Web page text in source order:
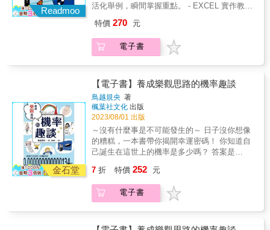
Readmoo
活化舉例，瞬間掌握重點。 - EXCEL 實作教
力大增！ & 只要翻開第一頁，開始讀，就代表
你要懂了！ & 「機率、統計」是一種數學的活
用方法， 目的是幫助我們「掌握資訊的特
青雲； 無論你是職場新鮮人、自己開店當老
闆， 學會機率、統計的概念都能在資訊爆炸的
今日撥開迷霧，洞見方向。 數字最誠實，想要
掌握資料的本質、預測未來潮流， 機率與統計
是最聰明有效的工具。 &
特價 270 元
電子書
金石堂
【電子書】養成樂觀思路的機率趣談
鳥越規央 著
楓葉社文化 出版
2023/08/01 出版
～沒有什麼事是不可能發生的～ 日子沒你想像
的糟糕，一本書帶你揭開幸運密碼！ 你知道自
己誕生在這世上的機率是多少嗎？ 答案是
宛如奇蹟般的數字。 沒錯！我們的存在就是一
種奇蹟。 每天新聞總是播報著令人不安的消
息， 不知不覺間，我們總是會以為「世界愈來
美好！ 本書介紹了世界上各式各樣的神奇機
7 折 特價 252 元
電子書